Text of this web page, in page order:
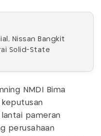
Nissan Bangkit
Solid-State
NMDI Bima
pameran
perusahaan